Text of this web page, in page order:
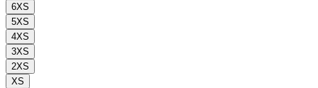
6XS
5XS
4XS
3XS
2XS
XS